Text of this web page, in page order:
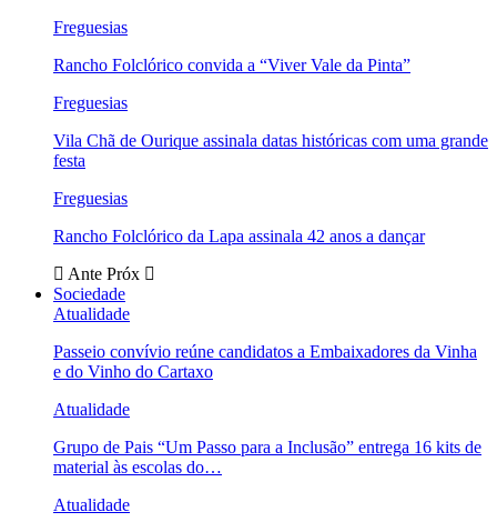
Freguesias
Rancho Folclórico convida a “Viver Vale da Pinta”
Freguesias
Vila Chã de Ourique assinala datas históricas com uma grande
festa
Freguesias
Rancho Folclórico da Lapa assinala 42 anos a dançar
Ante Próx
Sociedade
Atualidade
Passeio convívio reúne candidatos a Embaixadores da Vinha
e do Vinho do Cartaxo
Atualidade
Grupo de Pais “Um Passo para a Inclusão” entrega 16 kits de
material às escolas do…
Atualidade